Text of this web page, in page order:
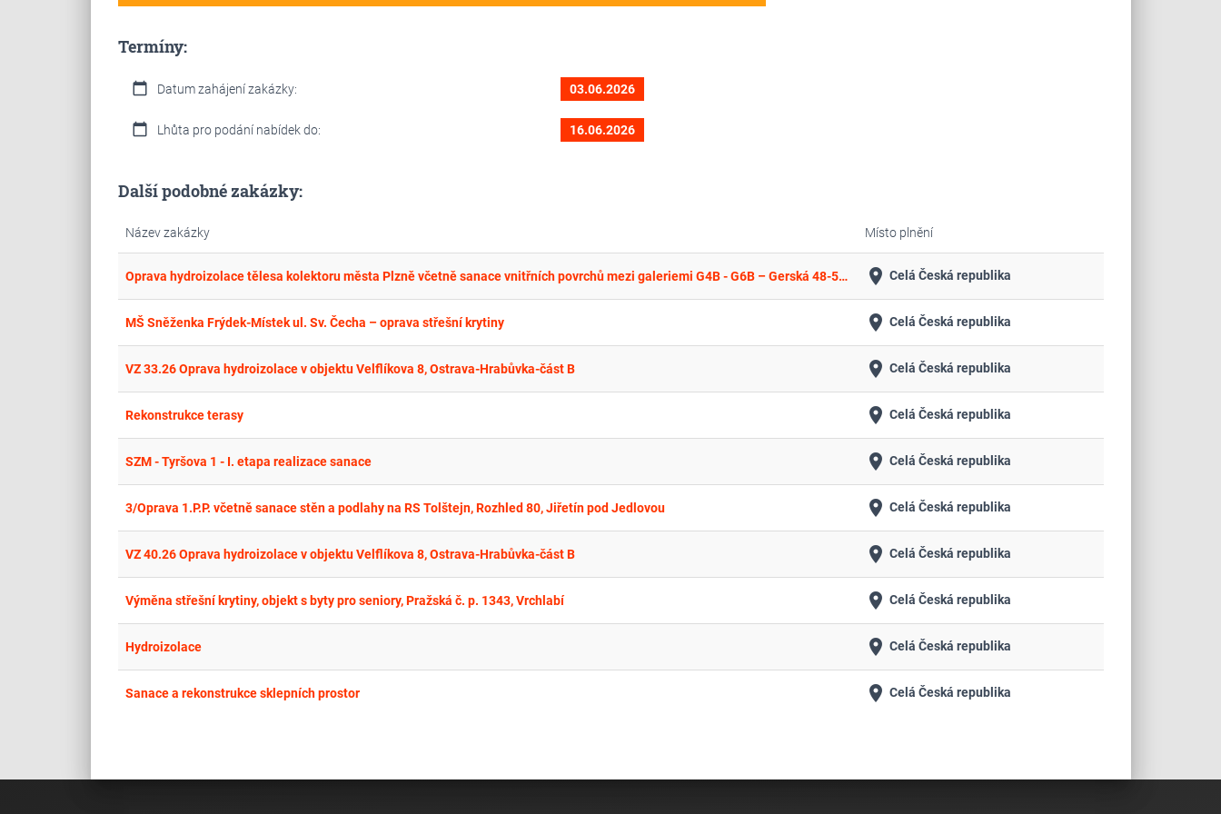
Termíny:
calendar_today Datum zahájení zakázky: 03.06.2026
calendar_today Lhůta pro podání nabídek do: 16.06.2026
Další podobné zakázky:
Název zakázky Místo plnění
Oprava hydroizolace tělesa kolektoru města Plzně včetně sanace vnitřních povrchů mezi galeriemi G4B - G6B – Gerská 48-50 II. ETAPA place Celá Česká republika
MŠ Sněženka Frýdek-Místek ul. Sv. Čecha – oprava střešní krytiny place Celá Česká republika
VZ 33.26 Oprava hydroizolace v objektu Velflíkova 8, Ostrava-Hrabůvka-část B place Celá Česká republika
Rekonstrukce terasy place Celá Česká republika
SZM - Tyršova 1 - I. etapa realizace sanace place Celá Česká republika
3/Oprava 1.P.P. včetně sanace stěn a podlahy na RS Tolštejn, Rozhled 80, Jiřetín pod Jedlovou place Celá Česká republika
VZ 40.26 Oprava hydroizolace v objektu Velflíkova 8, Ostrava-Hrabůvka-část B place Celá Česká republika
Výměna střešní krytiny, objekt s byty pro seniory, Pražská č. p. 1343, Vrchlabí place Celá Česká republika
Hydroizolace place Celá Česká republika
Sanace a rekonstrukce sklepních prostor place Celá Česká republika